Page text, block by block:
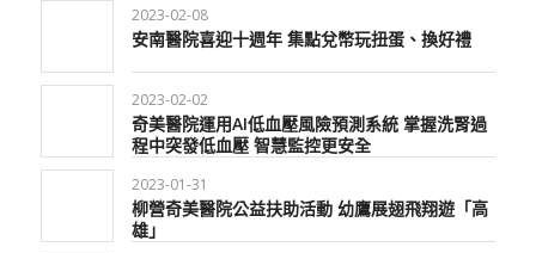
2023-02-08
安南醫院喜迎十週年 集點兌幣玩扭蛋、換好禮
2023-02-02
奇美醫院運用AI低血壓風險預測系統 掌握洗腎過
程中突發低血壓 智慧監控更安全
2023-01-31
柳營奇美醫院公益扶助活動 幼鷹展翅飛翔遊「高
雄」